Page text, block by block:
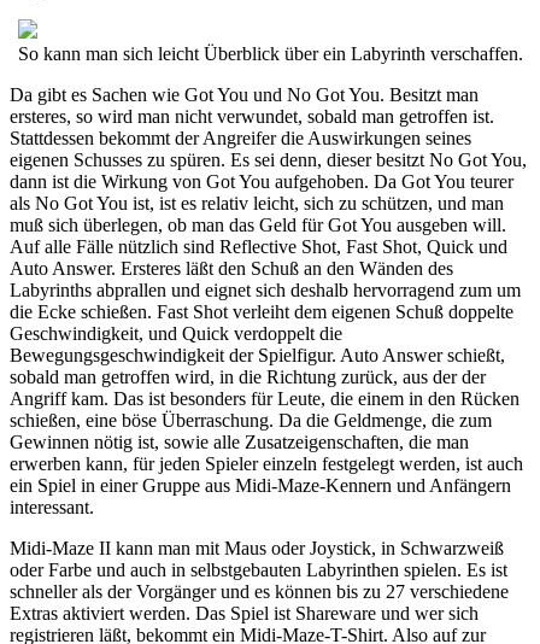
So kann man sich leicht Überblick über ein Labyrinth verschaffen.
Da gibt es Sachen wie Got You und No Got You. Besitzt man
ersteres, so wird man nicht verwundet, sobald man getroffen ist.
Stattdessen bekommt der Angreifer die Auswirkungen seines
eigenen Schusses zu spüren. Es sei denn, dieser besitzt No Got You,
dann ist die Wirkung von Got You aufgehoben. Da Got You teurer
als No Got You ist, ist es relativ leicht, sich zu schützen, und man
muß sich überlegen, ob man das Geld für Got You ausgeben will.
Auf alle Fälle nützlich sind Reflective Shot, Fast Shot, Quick und
Auto Answer. Ersteres läßt den Schuß an den Wänden des
Labyrinths abprallen und eignet sich deshalb hervorragend zum um
die Ecke schießen. Fast Shot verleiht dem eigenen Schuß doppelte
Geschwindigkeit, und Quick verdoppelt die
Bewegungsgeschwindigkeit der Spielfigur. Auto Answer schießt,
sobald man getroffen wird, in die Richtung zurück, aus der der
Angriff kam. Das ist besonders für Leute, die einem in den Rücken
schießen, eine böse Überraschung. Da die Geldmenge, die zum
Gewinnen nötig ist, sowie alle Zusatzeigenschaften, die man
erwerben kann, für jeden Spieler einzeln festgelegt werden, ist auch
ein Spiel in einer Gruppe aus Midi-Maze-Kennern und Anfängern
interessant.
Midi-Maze II kann man mit Maus oder Joystick, in Schwarzweiß
oder Farbe und auch in selbstgebauten Labyrinthen spielen. Es ist
schneller als der Vorgänger und es können bis zu 27 verschiedene
Extras aktiviert werden. Das Spiel ist Shareware und wer sich
registrieren läßt, bekommt ein Midi-Maze-T-Shirt. Also auf zur